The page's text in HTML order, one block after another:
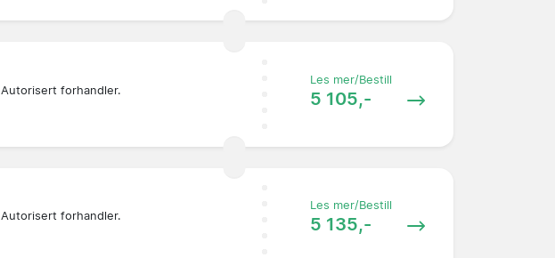
Autorisert forhandler.
Les mer/Bestill
5 105,-
Autorisert forhandler.
Les mer/Bestill
5 135,-